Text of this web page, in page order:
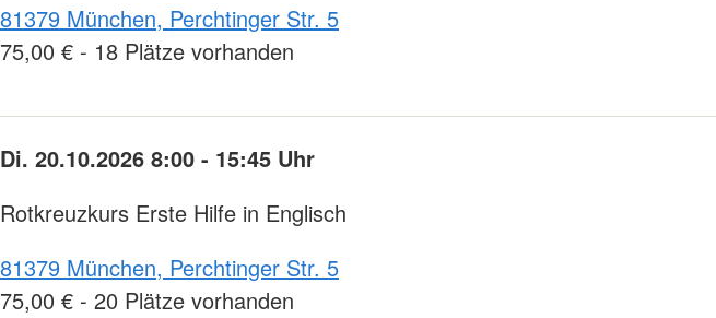
81379 München, Perchtinger Str. 5
75,00 € - 18 Plätze vorhanden
Di. 20.10.2026 8:00 - 15:45 Uhr
Rotkreuzkurs Erste Hilfe in Englisch
81379 München, Perchtinger Str. 5
75,00 € - 20 Plätze vorhanden